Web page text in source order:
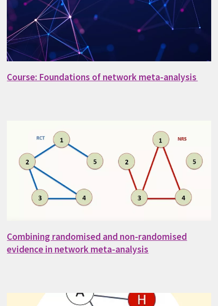
Course: Foundations of network meta-analysis
Combining randomised and non-randomised
evidence in network meta-analysis